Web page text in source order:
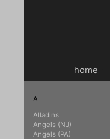
home
A
Alladins
Angels (NJ)
Angels (PA)